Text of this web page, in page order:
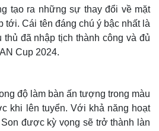
tạo ra những sự thay đổi về mặt
tới. Cái tên đáng chú ý bậc nhất là
thủ đã nhập tịch thành công và đủ
Cup 2024.
độ làm bàn ấn tượng trong màu
khi lên tuyển. Với khả năng hoạt
được kỳ vọng sẽ trở thành làn